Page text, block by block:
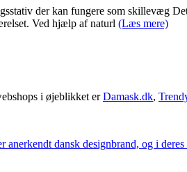
der kan fungere som skillevæg
Ved hjælp af naturl (Læs mere)
i øjeblikket erDamask.dk,
anerkendt dansk designbrand, og i